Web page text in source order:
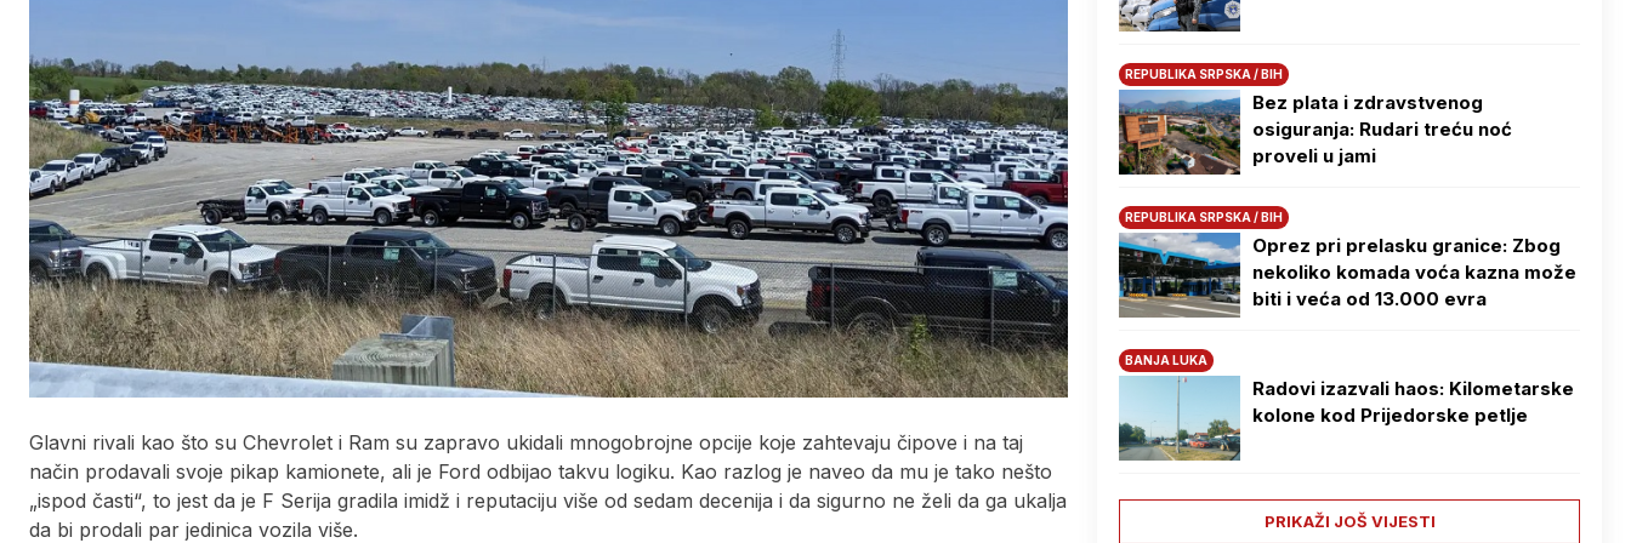
Glavni rivali kao što su Chevrolet i Ram su zapravo ukidali mnogobrojne opcije koje zahtevaju čipove i na taj
način prodavali svoje pikap kamionete, ali je Ford odbijao takvu logiku. Kao razlog je naveo da mu je tako nešto
„ispod časti“, to jest da je F Serija gradila imidž i reputaciju više od sedam decenija i da sigurno ne želi da ga ukalja
da bi prodali par jedinica vozila više.
REPUBLIKA SRPSKA / BIH
Bez plata i zdravstvenog
osiguranja: Rudari treću noć
proveli u jami
REPUBLIKA SRPSKA / BIH
Oprez pri prelasku granice: Zbog
nekoliko komada voća kazna može
biti i veća od 13.000 evra
BANJA LUKA
Radovi izazvali haos: Kilometarske
kolone kod Prijedorske petlje
PRIKAŽI JOŠ VIJESTI